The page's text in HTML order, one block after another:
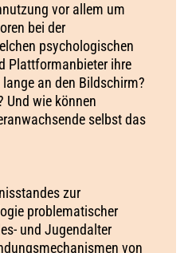
vor allem um
bei der
psychologischen
Plattformanbieter ihre
an den Bildschirm?
Und wie können
selbst das
zur
problematischer
und Jugendalter
von